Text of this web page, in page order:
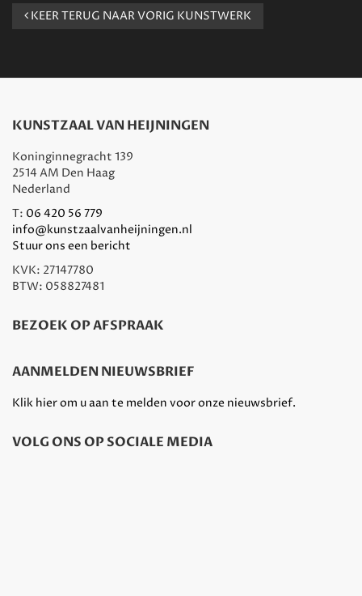
KEER TERUG NAAR VORIG KUNSTWERK
KUNSTZAAL VAN HEIJNINGEN
Koninginnegracht 139
2514 AM Den Haag
Nederland
T: 06 420 56 779
info@kunstzaalvanheijningen.nl
Stuur ons een bericht
KVK: 27147780
BTW: 058827481
BEZOEK OP AFSPRAAK
AANMELDEN NIEUWSBRIEF
Klik hier om u aan te melden voor onze nieuwsbrief.
VOLG ONS OP SOCIALE MEDIA